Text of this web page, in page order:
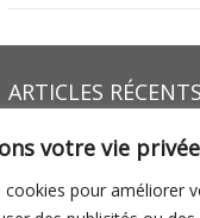
votre vie
pour améliorer
ARTICLES RÉCENTS
Miracles,
son amour
L’UNION, promesse